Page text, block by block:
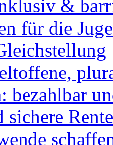
&
für die
bezahlbar
sichere